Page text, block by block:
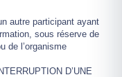
autre participant ayant
sous réserve de
de l’organisme
D’UNE